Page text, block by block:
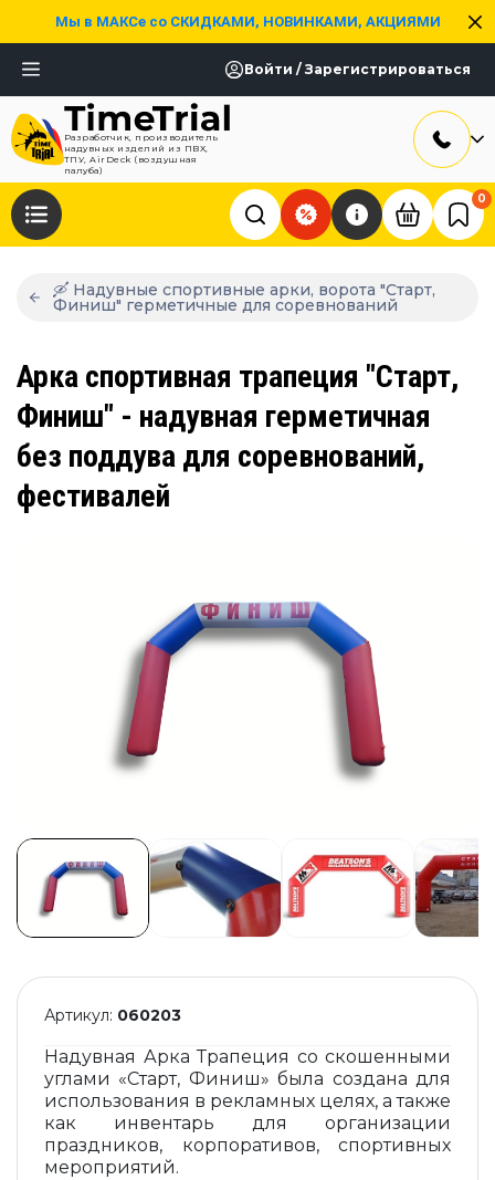
Мы в МАКСе со СКИДКАМИ, НОВИНКАМИ, АКЦИЯМИ
Войти / Зарегистрироваться
Разработчик, производитель
надувных изделий из ПВХ,
ТПУ, AirDeck (воздушная
палуба)
0
🛶 Надувные спортивные арки, ворота "Старт,
Финиш" герметичные для соревнований
Арка спортивная трапеция "Старт,
Финиш" - надувная герметичная
без поддува для соревнований,
фестивалей
Артикул: 060203
Надувная Арка Трапеция со скошенными
углами «Старт, Финиш» была создана для
использования в рекламных целях, а также
как инвентарь для организации
праздников, корпоративов, спортивных
мероприятий.